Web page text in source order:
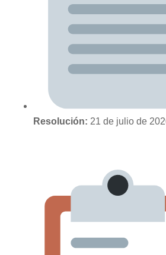
Resolución: 21 de julio de